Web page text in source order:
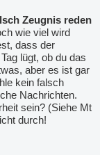
Zeugnis reden
wie viel wird
dass der
lügt, ob du das
aber es ist gar
kein falsch
Nachrichten.
sein? (Siehe Mt
durch!